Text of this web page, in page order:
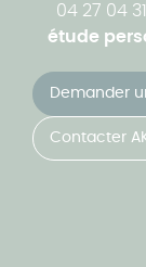
04 27 04
étude
Demander
Contacter